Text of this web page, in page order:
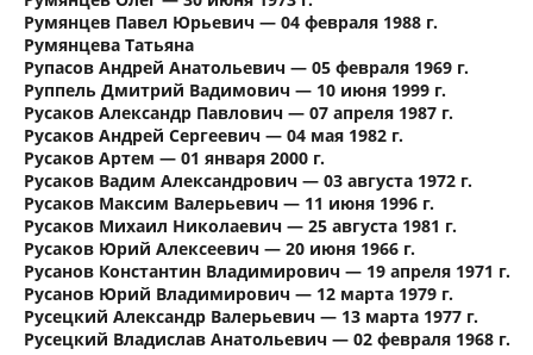
Румянцев Павел Юрьевич — 04 февраля 1988 г.
Румянцева Татьяна
Рупасов Андрей Анатольевич — 05 февраля 1969 г.
Руппель Дмитрий Вадимович — 10 июня 1999 г.
Русаков Александр Павлович — 07 апреля 1987 г.
Русаков Андрей Сергеевич — 04 мая 1982 г.
Русаков Артем — 01 января 2000 г.
Русаков Вадим Александрович — 03 августа 1972 г.
Русаков Максим Валерьевич — 11 июня 1996 г.
Русаков Михаил Николаевич — 25 августа 1981 г.
Русаков Юрий Алексеевич — 20 июня 1966 г.
Русанов Константин Владимирович — 19 апреля 1971 г.
Русанов Юрий Владимирович — 12 марта 1979 г.
Русецкий Александр Валерьевич — 13 марта 1977 г.
Русецкий Владислав Анатольевич — 02 февраля 1968 г.